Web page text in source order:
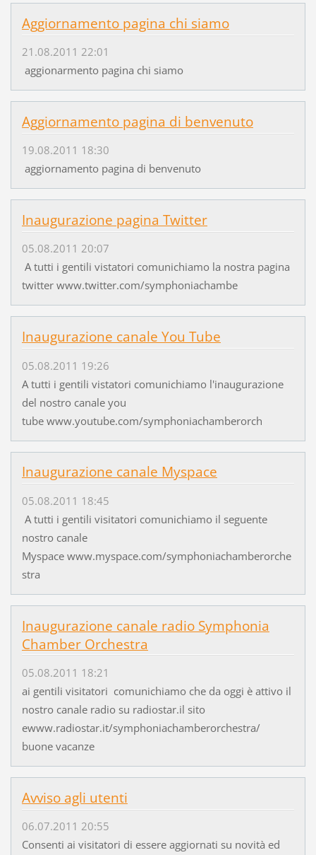
Aggiornamento pagina chi siamo
21.08.2011 22:01
aggionarmento pagina chi siamo
Aggiornamento pagina di benvenuto
19.08.2011 18:30
aggiornamento pagina di benvenuto
Inaugurazione pagina Twitter
05.08.2011 20:07
A tutti i gentili vistatori comunichiamo la nostra pagina
twitter www.twitter.com/symphoniachambe
Inaugurazione canale You Tube
05.08.2011 19:26
A tutti i gentili vistatori comunichiamo l'inaugurazione
del nostro canale you
tube www.youtube.com/symphoniachamberorch
Inaugurazione canale Myspace
05.08.2011 18:45
A tutti i gentili visitatori comunichiamo il seguente
nostro canale
Myspace www.myspace.com/symphoniachamberorche
stra
Inaugurazione canale radio Symphonia
Chamber Orchestra
05.08.2011 18:21
ai gentili visitatori comunichiamo che da oggi è attivo il
nostro canale radio su radiostar.il sito
ewww.radiostar.it/symphoniachamberorchestra/
buone vacanze
Avviso agli utenti
06.07.2011 20:55
Consenti ai visitatori di essere aggiornati su novità ed